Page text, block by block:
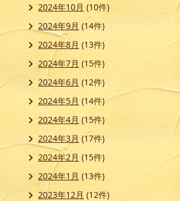
2024年10月 (10件)
2024年9月 (14件)
2024年8月 (13件)
2024年7月 (15件)
2024年6月 (12件)
2024年5月 (14件)
2024年4月(15件)
2024年3月 (17件)
2024年2月 (15件)
2024年1月 (13件)
2023年12月 (12件)